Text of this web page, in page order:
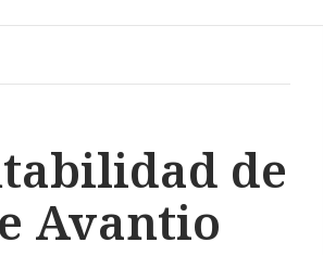
de
Avantio